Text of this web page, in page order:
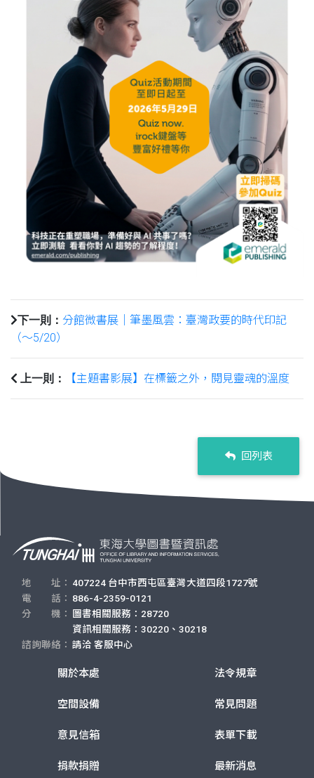
下一則： 分館微書展｜筆墨風雲：臺灣政要的時代印記
（～5/20）
上一則： 【主題書影展】在標籤之外，閱見靈魂的溫度
回列表
地 址： 407224 台中市西屯區臺灣大道四段1727號
電 話： 886-4-2359-0121
分 機： 圖書相關服務：28720
資訊相關服務：30220、30218
諮詢聯絡： 請洽 客服中心
關於本處
空間設備
意見信箱
捐款捐贈
法令規章
常見問題
表單下載
最新消息